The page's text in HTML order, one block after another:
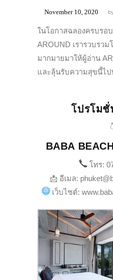
November 10, 2020
ในโอกาสฉลองครบรอ
AROUND เรารวบรว
มากมายมาให้ผู้อ่าน
และลุ้นรับความสุขนี้ไ
โปรโมชั่
BABA
โทร:
📩 อีเมล:
เว็บไซต์: